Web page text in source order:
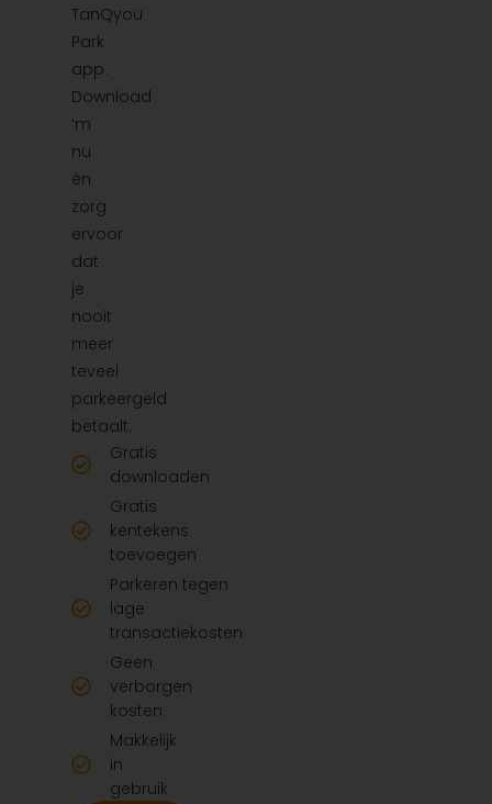
TanQyou
Park
app.
Download
‘m
nu
én
zorg
ervoor
dat
je
nooit
meer
teveel
parkeergeld
betaalt.
Gratis
downloaden
Gratis
kentekens
toevoegen
Parkeren tegen
lage
transactiekosten
Geen
verborgen
kosten
Makkelijk
in
gebruik